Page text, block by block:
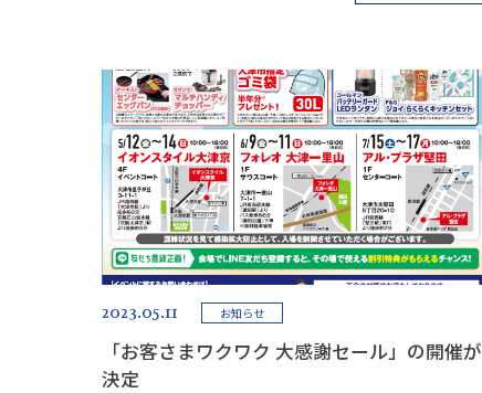
2023.05.11 お知らせ
「お客さまワクワク 大感謝セール」の開催が
決定